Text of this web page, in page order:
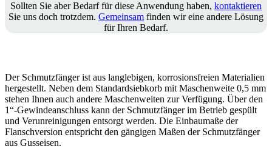
Sollten Sie aber Bedarf für diese Anwendung haben, kontak­tieren
Sie uns doch trotzdem. Gemeinsam finden wir eine andere Lösung
für Ihren Bedarf.
Der Schmutz­fänger ist aus langle­bigen, korro­si­ons­freien Materialien
herge­stellt. Neben dem Standard­siebkorb mit Maschen­weite 0,5 mm
stehen Ihnen auch andere Maschen­weiten zur Verfügung. Über den
1“-Gewindeanschluss kann der Schmutz­fänger im Betrieb gespült
und Verun­rei­ni­gungen entsorgt werden. Die Einbaumaße der
Flansch­version entspricht den gängigen Maßen der Schmutz­fänger
aus Gusseisen.